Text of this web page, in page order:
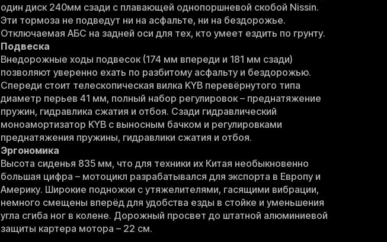
один диск 240мм сзади с плавающей однопоршневой скобой Nissin.
Эти тормоза не подведут ни на асфальте, ни на бездорожье.
Отключаемая АБС на задней оси для тех, кто умеет ездить по грунту.
Подвеска
Внедорожные ходы подвесок (174 мм впереди и 181 мм сзади)
позволяют уверенно ехать по разбитому асфальту и бездорожью.
Спереди стоит телескопическая вилка KYB перевёрнутого типа
диаметр перьев 41 мм, полный набор регулировок – преднатяжение
пружин, гидравлика сжатия и отбоя. Сзади гидравлический
моноамортизатор KYB с выносным бачком и регулировками
преднатяжения пружины, гидравлики сжатия и отбоя.
Эргономика
Высота сиденья 835 мм, что для техники их Китая необыкновенно
большая цифра – мотоцикл разрабатывался для экспорта в Европу и
Америку. Широкие подножки с утяжелителями, гасящими вибрации,
немного смещены вперёд для удобства езды в стойке и уменьшения
угла сгиба ног в колене. Дорожный просвет до штатной алюминиевой
защиты картера мотора – 22 см.